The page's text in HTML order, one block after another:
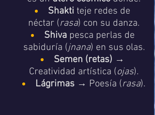
Shakti teje redes de
néctar (rasa) con su danza.
Shiva pesca perlas de
sabiduría (jnana) en sus olas.
Semen (retas) →
Creatividad artística (ojas).
Lágrimas → Poesía (rasa).